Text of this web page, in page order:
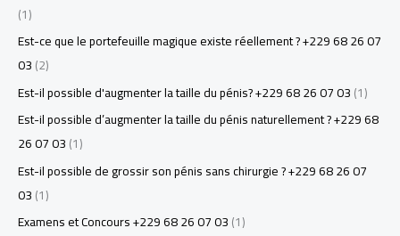
(1)
Est-ce que le portefeuille magique existe réellement ? +229 68 26 07
03(2)
Est-il possible d'augmenter la taille du pénis? +229 68 26 07 03(1)
Est-il possible d’augmenter la taille du pénis naturellement ? +229 68
26 07 03(1)
Est-il possible de grossir son pénis sans chirurgie ? +229 68 26 07
03(1)
Examens et Concours +229 68 26 07 03(1)